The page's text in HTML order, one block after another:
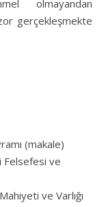
olmayandan
gerçekleşmekte
(makale)
Felsefesi ve
ve Varlığı